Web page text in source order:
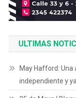
ULTIMAS
May Hafford: Una
independiente y